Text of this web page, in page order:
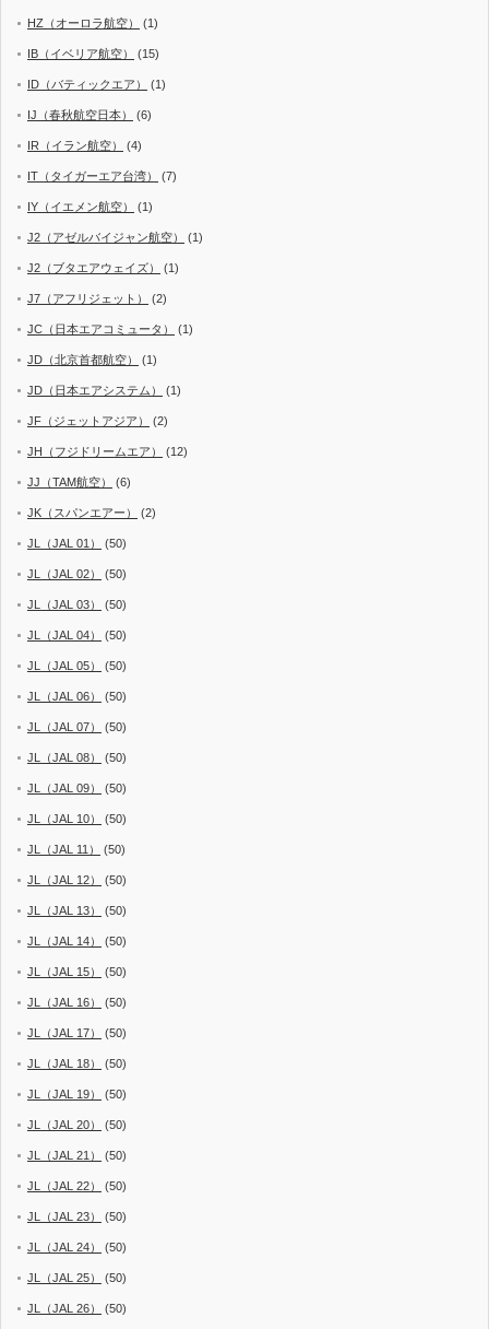
HZ（オーロラ航空） (1)
IB（イベリア航空） (15)
ID（バティックエア） (1)
IJ（春秋航空日本） (6)
IR（イラン航空） (4)
IT（タイガーエア台湾） (7)
IY（イエメン航空） (1)
J2（アゼルバイジャン航空） (1)
J2（ブタエアウェイズ） (1)
J7（アフリジェット） (2)
JC（日本エアコミュータ） (1)
JD（北京首都航空） (1)
JD（日本エアシステム） (1)
JF（ジェットアジア） (2)
JH（フジドリームエア） (12)
JJ（TAM航空） (6)
JK（スパンエアー） (2)
JL（JAL 01） (50)
JL（JAL 02） (50)
JL（JAL 03） (50)
JL（JAL 04） (50)
JL（JAL 05） (50)
JL（JAL 06） (50)
JL（JAL 07） (50)
JL（JAL 08） (50)
JL（JAL 09） (50)
JL（JAL 10） (50)
JL（JAL 11） (50)
JL（JAL 12） (50)
JL（JAL 13） (50)
JL（JAL 14） (50)
JL（JAL 15） (50)
JL（JAL 16） (50)
JL（JAL 17） (50)
JL（JAL 18） (50)
JL（JAL 19） (50)
JL（JAL 20） (50)
JL（JAL 21） (50)
JL（JAL 22） (50)
JL（JAL 23） (50)
JL（JAL 24） (50)
JL（JAL 25） (50)
JL（JAL 26） (50)